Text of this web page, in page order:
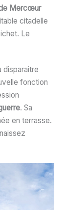
Mercœur
citadelle
Le
disparaitre
fonction
. Sa
en terrasse.